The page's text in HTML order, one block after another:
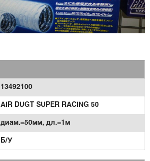
13492100
AIR DUGT SUPER RACING 50
диам.=50мм, дл.=1м
Б/У